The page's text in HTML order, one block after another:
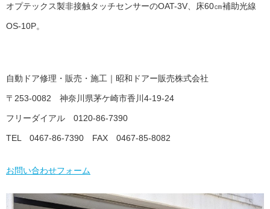
オプテックス製非接触タッチセンサーのOAT-3V、床60㎝補助光線
OS-10P。
自動ドア修理・販売・施工｜昭和ドアー販売株式会社
〒253-0082 神奈川県茅ケ崎市香川4-19-24
フリーダイアル 0120-86-7390
TEL 0467-86-7390 FAX 0467-85-8082
お問い合わせフォーム